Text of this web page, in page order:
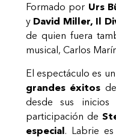
Formado por Urs
y David Miller, Il
de quien fuera
musical, Carlos
El espectáculo es un
grandes éxitos
desde sus
participación de
especial. Labrie